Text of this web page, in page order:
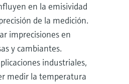
en la emisividad
de la medición.
imprecisiones en
y cambiantes.
industriales,
medir la temperatura